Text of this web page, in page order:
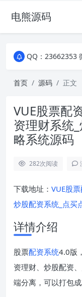
电熊源码
QQ：23662353
首页
源码 正文
VUE股票配
资理财系统
略系统源码
282次阅读
下载地址： VUE股
炒股配资系统_点买
详情介绍
股票配资系统4.0版
资理财、炒股配资
端分离，可以打包